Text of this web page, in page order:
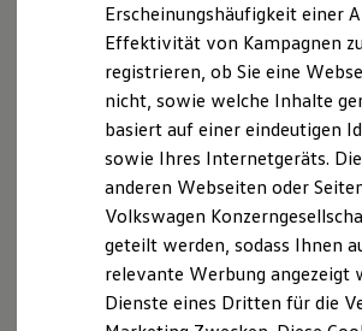
Ladezeitensimulator
Batterie
Sicherheit
Garantie und Lebensdauer
Nachhaltigkeit
Technologie
Kosten und Kauf
Verbrauchskosten
Kaufoptionen
E-Auto-Förderung
Software und Konnektivität
Die ID. Software 6
ID. Software Versionen
Digitale Extras
Schnittstellen zu Ihrem
Servicetermin buchen
Serviceanfrage stellen
Erscheinungshäufigkeit einer
Effektivität von Kampagnen
registrieren, ob Sie eine
nicht, sowie welche Inhalte
basiert auf einer eindeutigen
sowie Ihres Internetgeräts.
anderen Webseiten oder
Volkswagen
geteilt werden, sodass Ihnen
relevante Werbung angezeigt
Dienste eines Dritten für die